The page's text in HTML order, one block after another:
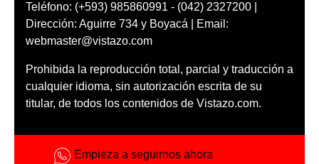
Teléfono: (+593) 985860991 - (042) 2327200 |
Dirección: Aguirre 734 y Boyacá | Email:
webmaster@vistazo.com
Prohibida la reproducción total, parcial y traducción a
cualquier idioma, sin autorización escrita de su
titular, de todos los contenidos de Vistazo.com.
Empieza a seguirnos ahora